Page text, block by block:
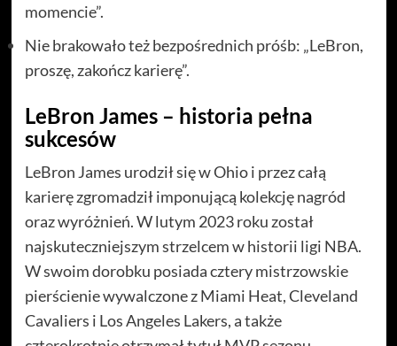
momencie”.
Nie brakowało też bezpośrednich próśb: „LeBron,
proszę, zakończ karierę”.
LeBron James – historia pełna
sukcesów
LeBron James urodził się w Ohio i przez całą
karierę zgromadził imponującą kolekcję nagród
oraz wyróżnień. W lutym 2023 roku został
najskuteczniejszym strzelcem w historii ligi NBA.
W swoim dorobku posiada cztery mistrzowskie
pierścienie wywalczone z Miami Heat, Cleveland
Cavaliers i Los Angeles Lakers, a także